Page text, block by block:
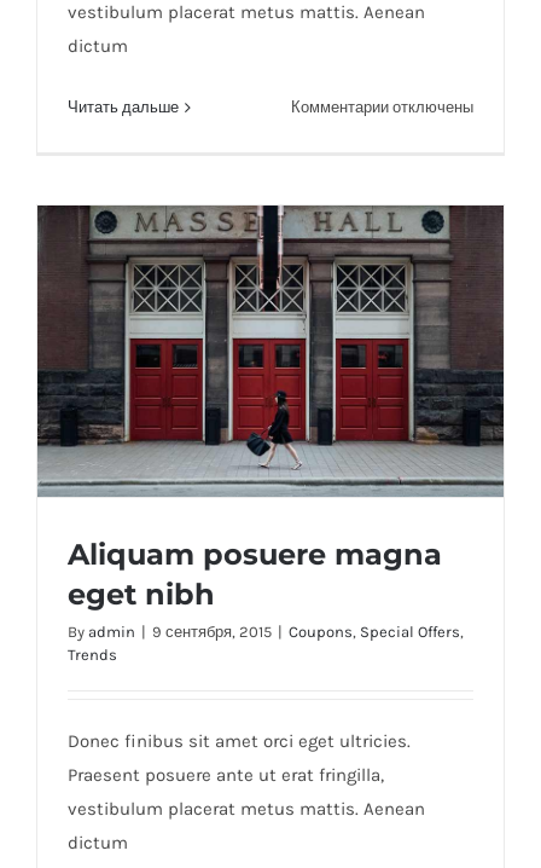
vestibulum placerat metus mattis. Aenean
dictum
Читать дальше Комментариик
nulla
eu
justo
sem
id
отключены
Aliquam posuere magna
eget nibh
By admin | 9 сентября, 2015 | Coupons, Special Offers,
Trends
Donec finibus sit amet orci eget ultricies.
Praesent posuere ante ut erat fringilla,
vestibulum placerat metus mattis. Aenean
dictum